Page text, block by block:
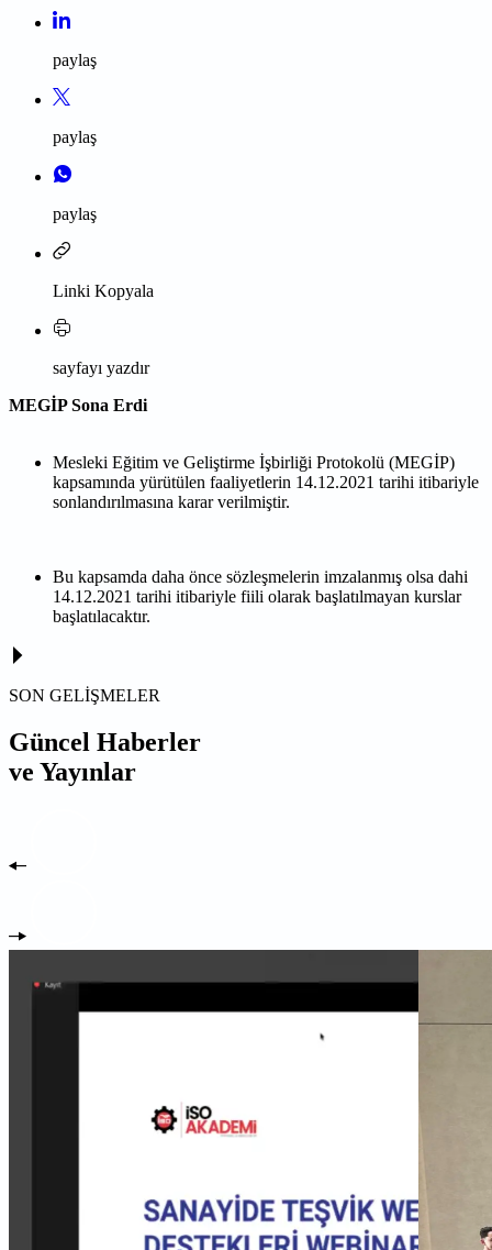
paylaş
paylaş
paylaş
Linki Kopyala
sayfayı yazdır
MEGİP Sona Erdi
Mesleki Eğitim ve Geliştirme İşbirliği Protokolü (MEGİP)
kapsamında yürütülen faaliyetlerin 14.12.2021 tarihi itibariyle
sonlandırılmasına karar verilmiştir.
Bu kapsamda daha önce sözleşmelerin imzalanmış olsa dahi
14.12.2021 tarihi itibariyle fiili olarak başlatılmayan kurslar
başlatılacaktır.
SON GELİŞMELER
Güncel Haberler
ve Yayınlar